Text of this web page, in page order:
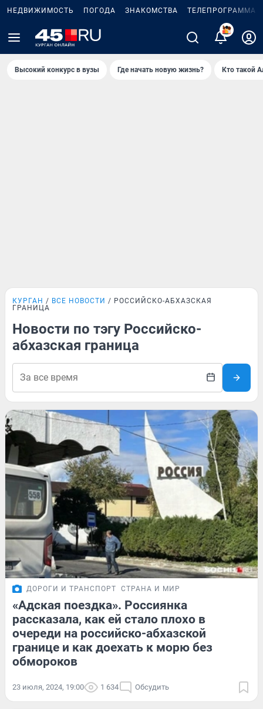
НЕДВИЖИМОСТЬ ПОГОДА ЗНАКОМСТВА ТЕЛЕПРОГРАММА
Высокий конкурс в вузы Где начать новую жизнь? Кто такой
КУРГАН ВСЕ НОВОСТИ
РОССИЙСКО-АБХАЗСКАЯ
ГРАНИЦА
Новости по тэгу Российско-
абхазская граница
ДОРОГИ И ТРАНСПОРТ СТРАНА И МИР
«Адская поездка». Россиянка
рассказала, как ей стало плохо в
очереди на российско-абхазской
границе и как доехать к морю без
обмороков
23 июля, 2024, 19:00 1 634 Обсудить